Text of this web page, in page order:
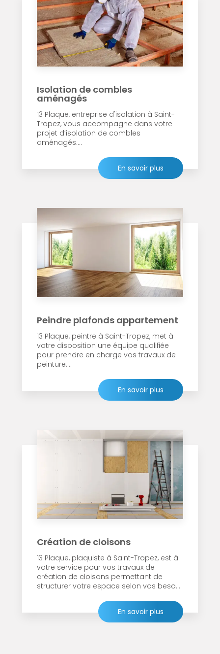
Isolation de combles
aménagés
13 Plaque, entreprise d'isolation à Saint-
Tropez, vous accompagne dans votre
projet d’isolation de combles
aménagés....
En savoir plus
Peindre plafonds appartement
13 Plaque, peintre à Saint-Tropez, met à
votre disposition une équipe qualifiée
pour prendre en charge vos travaux de
peinture....
En savoir plus
Création de cloisons
13 Plaque, plaquiste à Saint-Tropez, est à
votre service pour vos travaux de
création de cloisons permettant de
structurer votre espace selon vos beso...
En savoir plus